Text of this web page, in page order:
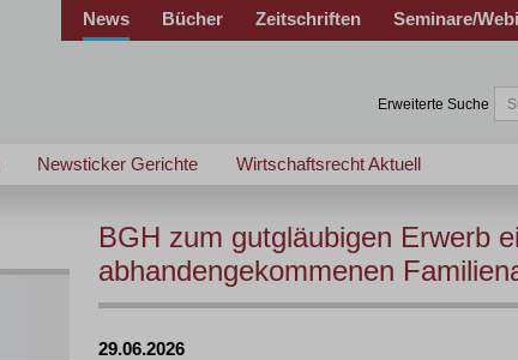
News Bücher Zeitschriften Seminare/
Erweiterte Suche
Newsticker Gerichte Wirtschaftsrecht Aktuell
BGH zum gutgläubigen Erwerb
abhandengekommenen
29.06.2026